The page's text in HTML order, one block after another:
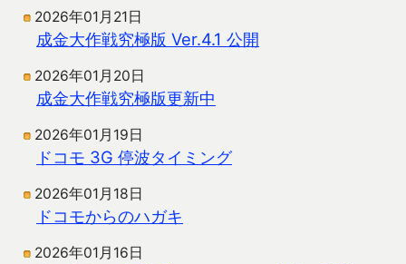
2026年01月21日
成金大作戦究極版 Ver.4.1 公開
2026年01月20日
成金大作戦究極版更新中
2026年01月19日
ドコモ 3G 停波タイミング
2026年01月18日
ドコモからのハガキ
2026年01月16日